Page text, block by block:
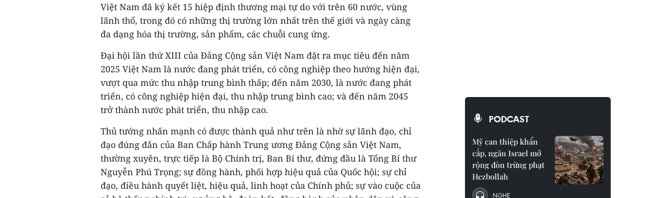
Việt Nam đã ký kết 15 hiệp định thương mại tự do với trên 60 nước, vùng
lãnh thổ, trong đó có những thị trường lớn nhất trên thế giới và ngày càng
đa dạng hóa thị trường, sản phẩm, các chuỗi cung ứng.
Đại hội lần thứ XIII của Đảng Cộng sản Việt Nam đặt ra mục tiêu đến năm
2025 Việt Nam là nước đang phát triển, có công nghiệp theo hướng hiện đại,
vượt qua mức thu nhập trung bình thấp; đến năm 2030, là nước đang phát
triển, có công nghiệp hiện đại, thu nhập trung bình cao; và đến năm 2045
trở thành nước phát triển, thu nhập cao.
Thủ tướng nhấn mạnh có được thành quả như trên là nhờ sự lãnh đạo, chỉ
đạo đúng đắn của Ban Chấp hành Trung ương Đảng Cộng sản Việt Nam,
thường xuyên, trực tiếp là Bộ Chính trị, Ban Bí thư, đứng đầu là Tổng Bí thư
Nguyễn Phú Trọng; sự đồng hành, phối hợp hiệu quả của Quốc hội; sự chỉ
đạo, điều hành quyết liệt, hiệu quả, linh hoạt của Chính phủ; sự vào cuộc của
PODCAST
Mỹ can thiệp khẩn
cấp, ngăn Israel mở
rộng đòn trừng phạt
Hezbollah
NGHE